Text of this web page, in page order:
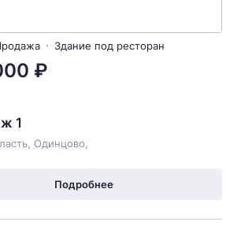
Здание под ресторан
₽
1
Одинцово,
Подробнее